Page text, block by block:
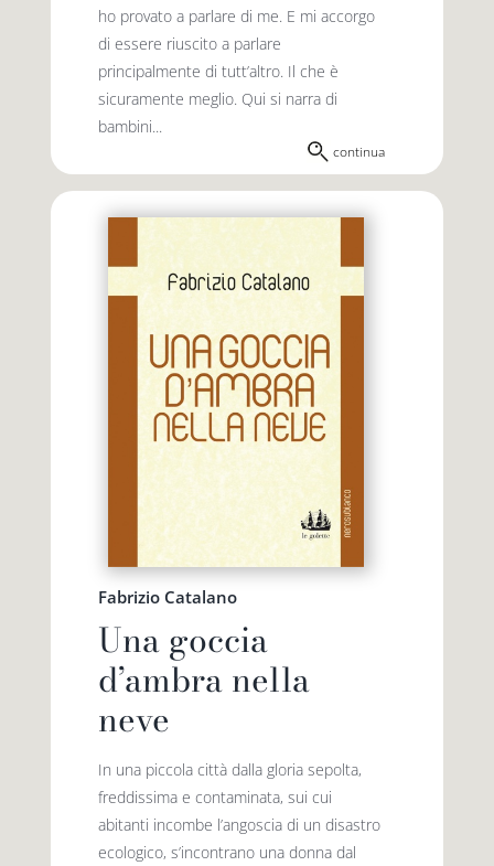
ho provato a parlare di me. E mi accorgo
di essere riuscito a parlare
principalmente di tutt’altro. Il che è
sicuramente meglio. Qui si narra di
bambini...
continua
Fabrizio Catalano
Una goccia
d’ambra nella
neve
In una piccola città dalla gloria sepolta,
freddissima e contaminata, sui cui
abitanti incombe l’angoscia di un disastro
ecologico, s’incontrano una donna dal